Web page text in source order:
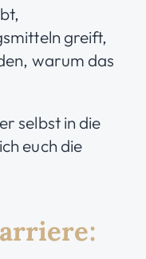
greift,
warum das
selbst in die
euch die